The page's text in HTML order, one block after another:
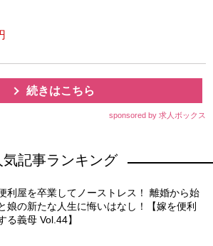
続きはこちら
sponsored by 求人ボックス
気記事ランキング
利屋を卒業してノーストレス！ 離婚から始
娘の新たな人生に悔いはなし！【嫁を便利
る義母 Vol.44】